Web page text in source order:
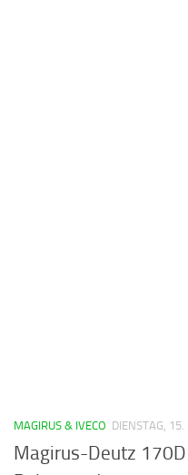
MAGIRUS & IVECO DIENSTAG,
Magirus-Deutz